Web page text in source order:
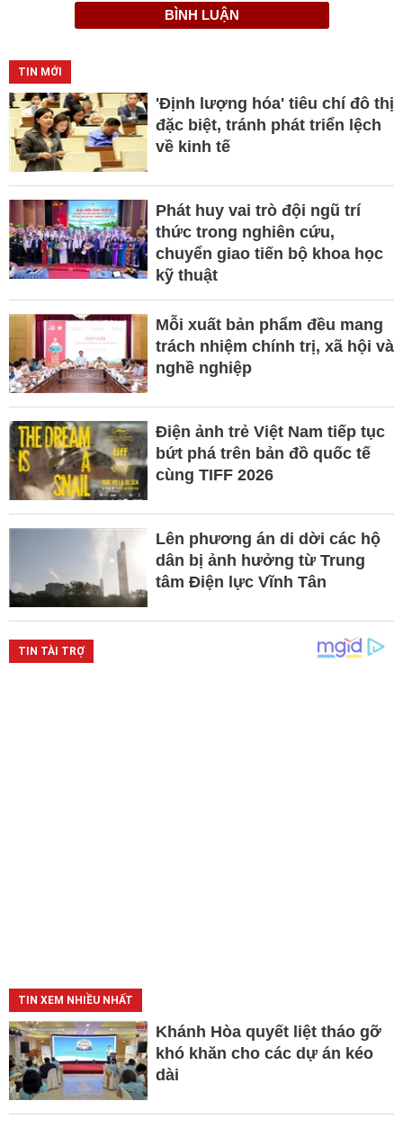
BÌNH LUẬN
TIN MỚI
'Định lượng hóa' tiêu chí đô thị
đặc biệt, tránh phát triển lệch
về kinh tế
Phát huy vai trò đội ngũ trí
thức trong nghiên cứu,
chuyển giao tiến bộ khoa học
kỹ thuật
Mỗi xuất bản phẩm đều mang
trách nhiệm chính trị, xã hội và
nghề nghiệp
Điện ảnh trẻ Việt Nam tiếp tục
bứt phá trên bản đồ quốc tế
cùng TIFF 2026
Lên phương án di dời các hộ
dân bị ảnh hưởng từ Trung
tâm Điện lực Vĩnh Tân
TIN XEM NHIỀU NHẤT
Khánh Hòa quyết liệt tháo gỡ
khó khăn cho các dự án kéo
dài